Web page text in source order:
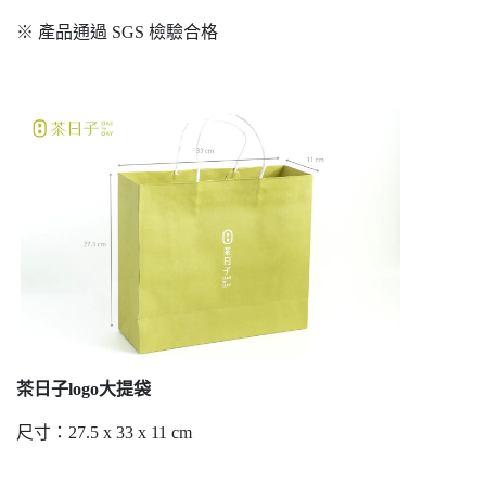
※ 產品通過 SGS 檢驗合格
茶日子logo大提袋
尺寸：27.5 x 33 x 11 cm